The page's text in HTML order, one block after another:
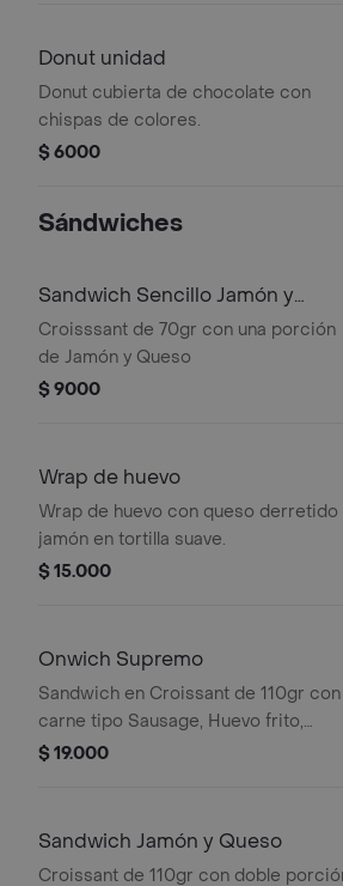
Donut unidad
Donut cubierta de chocolate con
chispas de colores.
$ 6000
Sándwiches
Sandwich Sencillo Jamón y
Queso
Croisssant de 70gr con una porción
de Jamón y Queso
$ 9000
Wrap de huevo
Wrap de huevo con queso derretido
jamón en tortilla suave.
$ 15.000
Onwich Supremo
Sandwich en Croissant de 110gr con
carne tipo Sausage, Huevo frito,
Queso y salsa showy.
$ 19.000
Sandwich Jamón y Queso
Croissant de 110gr con doble